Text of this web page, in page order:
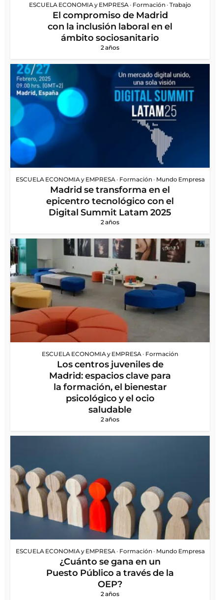
ESCUELA ECONOMIA y EMPRESA • Formación • Trabajo
El compromiso de Madrid
con la inclusión laboral en el
ámbito sociosanitario
2 años
ESCUELA ECONOMIA y EMPRESA • Formación • Mundo Empresa
Madrid se transforma en el
epicentro tecnológico con el
Digital Summit Latam 2025
2 años
ESCUELA ECONOMIA y EMPRESA • Formación
Los centros juveniles de
Madrid: espacios clave para
la formación, el bienestar
psicológico y el ocio
saludable
2 años
ESCUELA ECONOMIA y EMPRESA • Formación • Mundo Empresa
¿Cuánto se gana en un
Puesto Público a través de la
OEP?
2 años